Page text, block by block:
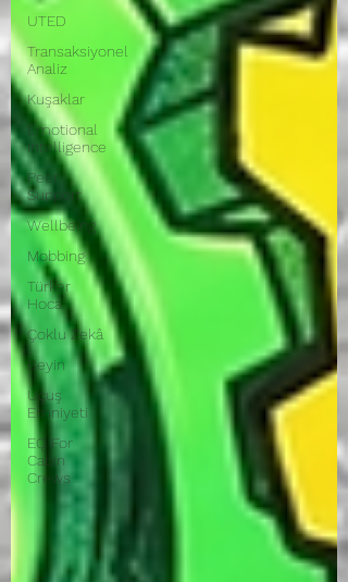
UTED
Transaksiyonel
Analiz
Kuşaklar
Emotional
Intelligence
Peer
Support
Wellbeing
Mobbing
Türker
Hoca
Çoklu Zekâ
Beyin
Uçuş
Emniyeti
EQ For
Cabin
Crews